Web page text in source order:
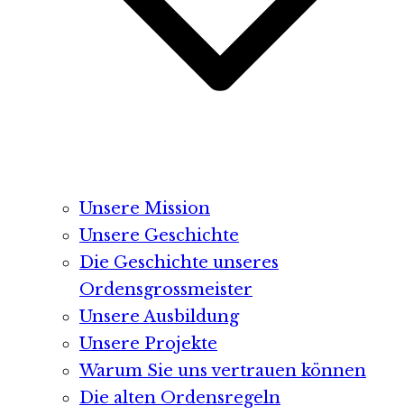
Unsere Mission
Unsere Geschichte
Die Geschichte unseres
Ordensgrossmeister
Unsere Ausbildung
Unsere Projekte
Warum Sie uns vertrauen können
Die alten Ordensregeln